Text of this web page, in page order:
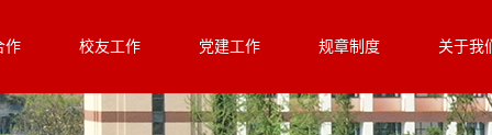
作 校友工作 党建工作 规章制度 关于我